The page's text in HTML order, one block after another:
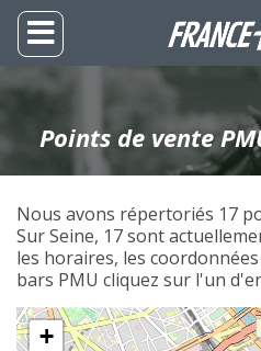
Points de vente
Nous avons répertoriés 17
Sur Seine, 17 sont
les horaires, les
bars PMU cliquez sur l'un
+